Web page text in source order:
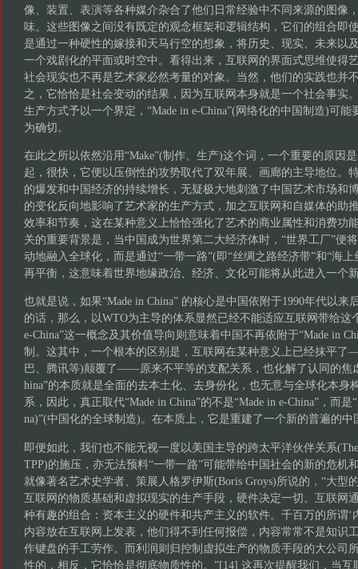
像、装置、表演等各种媒介杂合了他们日常经验中不同来源的图像
味。这些图像之间没有既定的观念框架和逻辑结构，它们的组合即
是通过一种硬性的嫁接和天马行空的想象，将历史、现实、未来以
一个戏剧化的平面或时空中。看得出来，互联网的界面式思维使得
社会现实也不再是艺术家必然考量的对象。当然，他们的实践也并
之，它恰恰是社会变动的结果，因为互联网本身就是一个社会事实
生产方式予以一个界定，“Made in e-China”(网络化的中国制造)可能
为确切。
在此之所以依然沿用“Make”(制作、生产)这个词，一个重要的原因
起，很快，它便以压倒性的攻势取代了双年展、画廊的主导地位。
的爆发和中国经济的持续增长，无疑极大地刺激了中国艺术市场和
的变化反向地影响了艺术家的生产方式，加之互联网和自媒体的助
效率和节奏，这在某种意义上恰恰强化了艺术的商业属性和消费功
关的重要背景是，当中国成为世界第二大经济体时，“世界工厂”便
动地融入全球化，而是通过“一带一路”(即“丝绸之路经济带”和“海
再平衡，这意味着世界地缘政治、经济、文化可能将从此进入一个
也就是说，如果“Made in China” 的核心是中国依附于1990年代以来
的话，那么，以WTO为主导的体系显然已经不能适应互联网带给这
e-China”这一概念及其价值导向则意味着中国不再依附于“Made in
制。这其中，一个根本的区别是，互联网在某种意义上已经抹平
巴、腾讯等)颠覆了——原来不平等的支配关系，也化解了认同的焦
hina”的本质就是全面的去本土化、去身份化，也无意与全球化本身
系，因此，真正取代“Made in China”的不是“Made in e-China”，而是
na)”(中国化的全球制造)。在本质上，它是重建了一个新的普遍的中
即便如此，我们也不能无视一度以美国主导的跨太平洋伙伴关系(The
TPP)的施压，亦无法预料“一带一路”可能带给中国社会的新的危机
就像著名艺术史学者、策展人格罗伊斯(Boris Groys)所说的，“大型
互联网的物质基础和虚拟现实的生产手段，硬件决定一切。互联网
种有趣的组合：资本主义的硬件和共产主义的软件。千百万的所谓‘
内容放在互联网上发表，他们得不到任何报偿，内容常常不是知识
作键盘的手工劳作。而利润则归控制虚拟生产的物质手段的大公司
性的，相反，它恰恰是彻底物质性的。”[14] 这再次提醒我们，当